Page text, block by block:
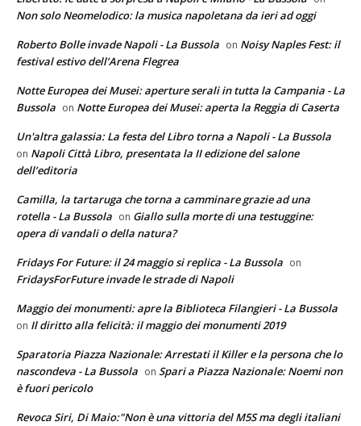
Non solo Neomelodico: la musica napoletana da ieri ad oggi
Roberto Bolle invade Napoli - La Bussola on Noisy Naples Fest: il
festival estivo dell’Arena Flegrea
Notte Europea dei Musei: aperture serali in tutta la Campania - La
Bussola on Notte Europea dei Musei: aperta la Reggia di Caserta
Un'altra galassia: La festa del Libro torna a Napoli - La Bussola
on Napoli Città Libro, presentata la II edizione del salone
dell’editoria
Camilla, la tartaruga che torna a camminare grazie ad una
rotella - La Bussola on Giallo sulla morte di una testuggine:
opera di vandali o della natura?
Fridays For Future: il 24 maggio si replica - La Bussola on
FridaysForFuture invade le strade di Napoli
Maggio dei monumenti: apre la Biblioteca Filangieri - La Bussola
on Il diritto alla felicità: il maggio dei monumenti 2019
Sparatoria Piazza Nazionale: Arrestati il Killer e la persona che lo
nascondeva - La Bussola on Spari a Piazza Nazionale: Noemi non
è fuori pericolo
Revoca Siri, Di Maio:"Non è una vittoria del M5S ma degli italiani